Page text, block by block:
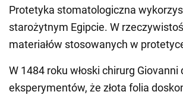
Protetyka stomatologiczna
starożytnym Egipcie. W
materiałów stosowanych w
W 1484 roku włoski chirurg Giovanni
eksperymentów, że złota folia